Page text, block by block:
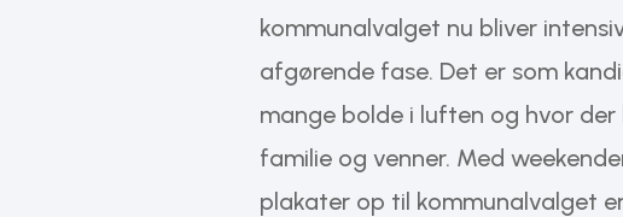
kommunalvalget nu bliver
afgørende fase. Det er som
mange bolde i luften og hvor
familie og venner. Med
plakater op til kommunalvalget